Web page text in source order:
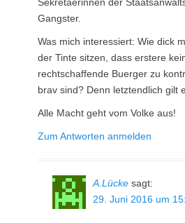
Gangster.
Was mich interessiert: Wie dick
der Tinte sitzen, dass erstere
rechtschaffende Buerger zu
brav sind? Denn letztendlich gilt
Alle Macht geht vom Volke aus!
Zum Antworten anmelden
A.Lücke sagt:
29. Juni 2016 um